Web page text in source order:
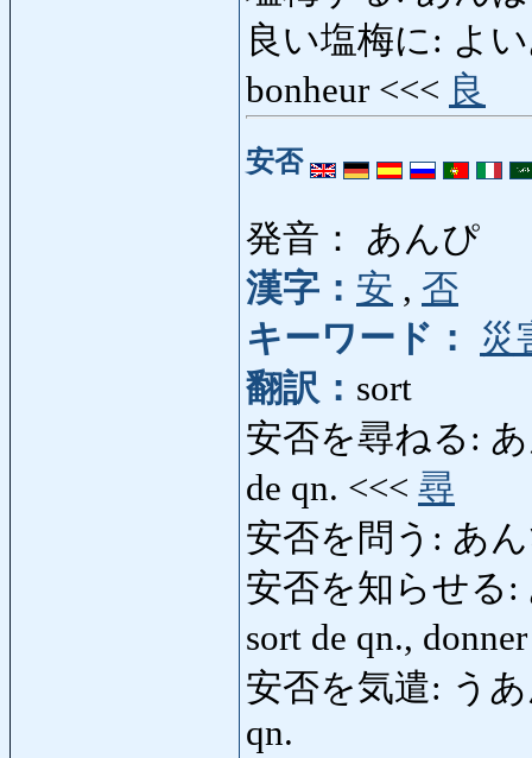
良い塩梅に: よ
bonheur <<< 良
安否
発音： あんぴ
漢字： 安 , 否
キーワード：
災
翻訳： sort
安否を尋ねる: あ
de qn. <<< 尋
安否を問う: あ
安否を知らせる:
sort de qn.,
安否を気遣: う
qn.